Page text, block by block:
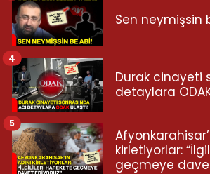
Sen neymişsin
Durak cinayeti
detaylara
4
kirletiyorlar:
geçmeye
5